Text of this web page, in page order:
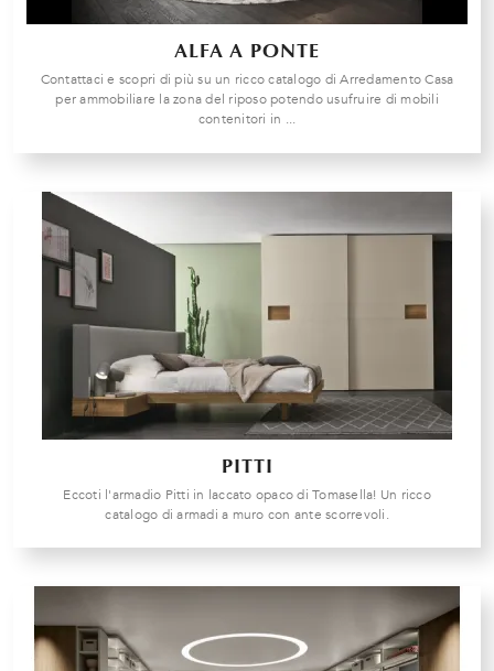
ALFA A PONTE
Contattaci e scopri di più su un ricco catalogo di Arredamento Casa
per ammobiliare la zona del riposo potendo usufruire di mobili
contenitori in ...
PITTI
Eccoti l'armadio Pitti in laccato opaco di Tomasella! Un ricco
catalogo di armadi a muro con ante scorrevoli.